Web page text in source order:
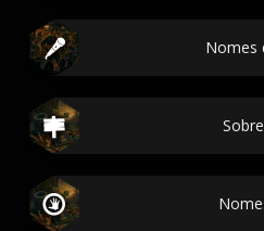
Nomes